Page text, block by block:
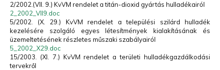
2/2002.(VII. 9.) KvVM rendelet a titán-dioxid gyártás hulladékairól
2_2002_VII9.doc
5/2002. (X. 29.) KvVM rendelet a települési szilárd hulladék
kezelésére szolgáló egyes létesítmények kialakításának és
üzemeltetésének részletes műszaki szabályairól
5_2002_X29.doc
15/2003. (XI. 7.) KvVM rendelet a területi hulladékgazdálkodási
tervekről